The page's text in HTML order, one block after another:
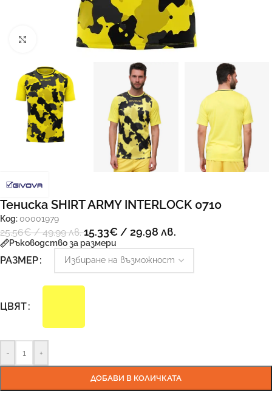
Тениска SHIRT ARMY INTERLOCK 0710
Код: 00001979
25.56€/ 49.99 лв.15.33€ / 29.98 лв.
Ръководство за размери
РАЗМЕР
ЦВЯТ
- +
ДОБАВИ В КОЛИЧКАТА